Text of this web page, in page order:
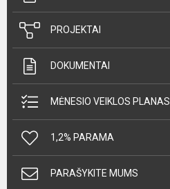
PROJEKTAI
DOKUMENTAI
MĖNESIO VEIKLOS PLANAS
1,2% PARAMA
PARAŠYKITE MUMS